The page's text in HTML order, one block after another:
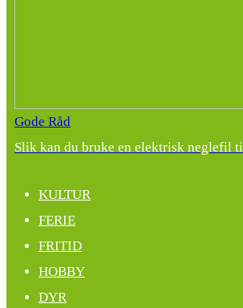
Gode Råd
Slik kan du bruke en elektrisk neglefil
KULTUR
FERIE
FRITID
HOBBY
DYR